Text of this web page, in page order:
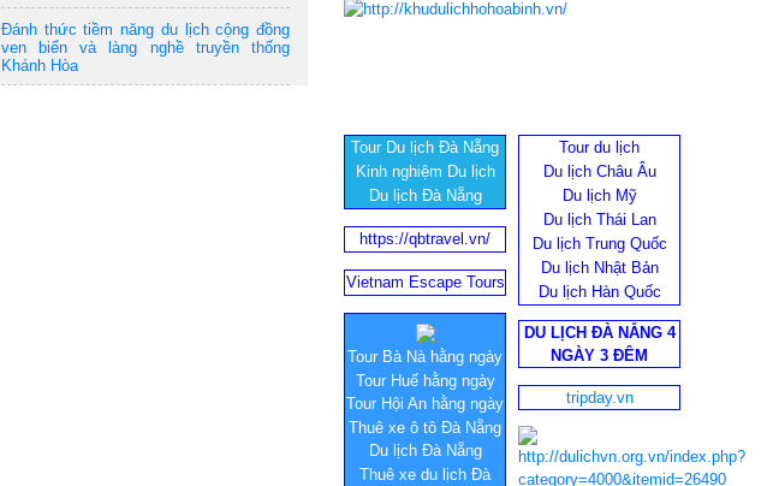
Đánh thức tiềm năng du lịch cộng đồng
ven biển và làng nghề truyền thống
Khánh Hòa
Tour Du lịch Đà Nẵng
Kinh nghiệm Du lịch
Du lịch Đà Nẵng
Tour du lịch
Du lịch Châu Âu
Du lịch Mỹ
Du lịch Thái Lan
Du lịch Trung Quốc
Du lịch Nhật Bản
Du lịch Hàn Quốc
https://qbtravel.vn/
Vietnam Escape Tours
Tour Bà Nà hằng ngày
Tour Huế hằng ngày
Tour Hội An hằng ngày
Thuê xe ô tô Đà Nẵng
Du lịch Đà Nẵng
Thuê xe du lịch Đà
DU LỊCH ĐÀ NẴNG 4
NGÀY 3 ĐÊM
tripday.vn